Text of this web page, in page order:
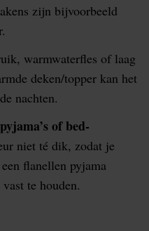
zijn bijvoorbeeld
warmwaterfles of laag
deken/topper kan het
nachten.
of bed­
niet té dik, zodat je
flanellen pyjama
te houden.